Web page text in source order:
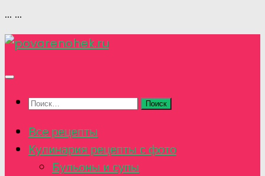
... ...
Перейти
содержимому
Найти:
Все рецепты
Кулинария рецепты с фото
Бульоны и супы